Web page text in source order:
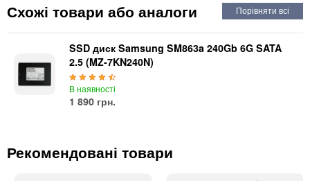
Автоматичні вимикачі
Схожі товари або аналоги
SSD диск Samsung SM863a 240Gb 6G SATA
2.5 (MZ-7KN240N)
В наявності
1 890 грн.
Рекомендовані товари